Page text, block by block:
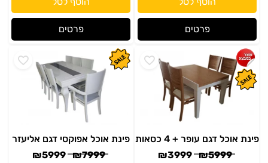
פרטים פרטים
פינת אוכל דגם עופר + 4 כסאות
₪5999
₪3999
פינת אוכל אפוקסי דגם אליעזר
₪7999
₪5999